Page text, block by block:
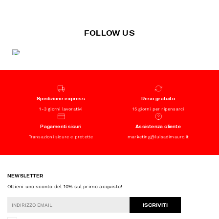
FOLLOW US
Spedizione express
1-3 giorni lavorativi
Reso gratuito
15 giorni per ripensarci
Pagamenti sicuri
Transazioni sicure e protette
Assistenza cliente
marketing@luisadimauro.it
NEWSLETTER
Ottieni uno sconto del 10% sul primo acquisto!
ISCRIVITI